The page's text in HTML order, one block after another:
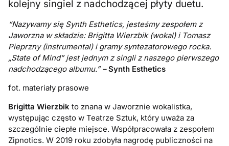
kolejny singiel z nadchodzącej płyty duetu.
“Nazywamy się Synth Esthetics, jesteśmy zespołem z
Jaworzna w składzie: Brigitta Wierzbik (wokal) i Tomasz
Pieprzny (instrumental) i gramy syntezatorowego rocka.
„State of Mind” jest jednym z singli z naszego pierwszego
nadchodzącego albumu.” –Synth Esthetics
fot. materiały prasowe
Brigitta Wierzbik to znana w Jaworznie wokalistka,
występując często w Teatrze Sztuk, który uważa za
szczególnie ciepłe miejsce. Współpracowała z zespołem
Zipnotics. W 2019 roku zdobyła nagrodę publiczności na